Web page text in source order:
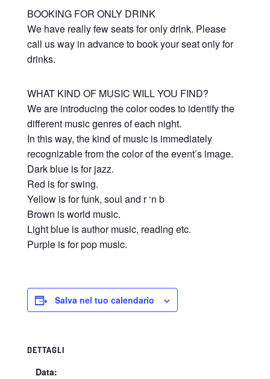
BOOKING FOR ONLY DRINK
We have really few seats for only drink. Please
call us way in advance to book your seat only for
drinks.
WHAT KIND OF MUSIC WILL YOU FIND?
We are introducing the color codes to identify the
different music genres of each night.
In this way, the kind of music is immediately
recognizable from the color of the event’s image.
Dark blue is for jazz.
Red is for swing.
Yellow is for funk, soul and r ‘n b
Brown is world music.
Light blue is author music, reading etc.
Purple is for pop music.
Salva nel tuo calendario
DETTAGLI
Data: